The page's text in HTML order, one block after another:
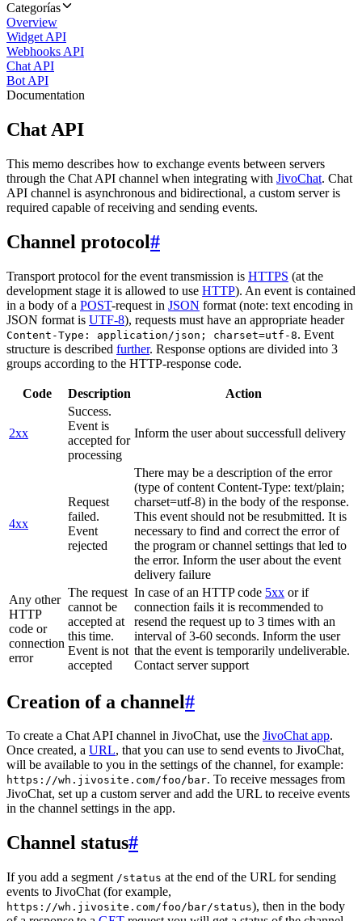
Categorías
Overview
Widget API
Webhooks API
Chat API
Bot API
Documentation
Chat API
This memo describes how to exchange events between servers
through the Chat API channel when integrating with JivoChat. Chat
API channel is asynchronous and bidirectional, a custom server is
required capable of receiving and sending events.
Channel protocol#
Transport protocol for the event transmission is HTTPS (at the
development stage it is allowed to use HTTP). An event is contained
in a body of a POST-request in JSON format (note: text encoding in
JSON format is UTF-8), requests must have an appropriate header
Content-Type: application/json; charset=utf-8. Event
structure is described further. Response options are divided into 3
groups according to the HTTP-response code.
Code Description Action
2xx
Success.
Event is
accepted for
processing
Inform the user about successfull delivery
4xx
Request
failed.
Event
rejected
There may be a description of the error
(type of content Content-Type: text/plain;
charset=utf-8) in the body of the response.
This event should not be resubmitted. It is
necessary to find and correct the error of
the program or channel settings that led to
the error. Inform the user about the event
delivery failure
Any other
HTTP
code or
connection
error
The request
cannot be
accepted at
this time.
Event is not
accepted
In case of an HTTP code 5xx or if
connection fails it is recommended to
resend the request up to 3 times with an
interval of 3-60 seconds. Inform the user
that the event is temporarily undeliverable.
Contact server support
Creation of a channel#
To create a Chat API channel in JivoChat, use the JivoChat app.
Once created, a URL, that you can use to send events to JivoChat,
will be available to you in the settings of the channel, for example:
https://wh.jivosite.com/foo/bar. To receive messages from
JivoChat, set up a custom server and add the URL to receive events
in the channel settings in the app.
Channel status#
If you add a segment /status at the end of the URL for sending
events to JivoChat (for example,
https://wh.jivosite.com/foo/bar/status), then in the body